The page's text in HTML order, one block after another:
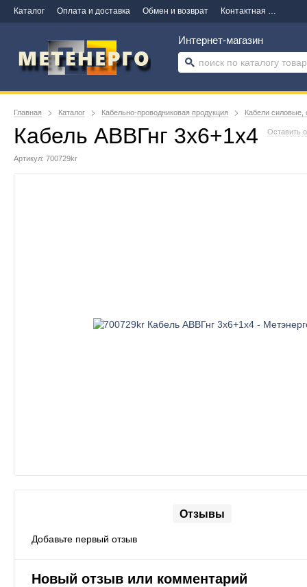
Каталог Оплата и доставка Обмен и возврат Контактная информация
Интернет-магазин
Главная Каталог Кабельно-проводниковая продукция Кабели силовые,
Кабель АВВГнг 3х6+1х4 Оставить
Артикул: 700729kr
Отзывы
Добавьте первый отзыв
Новый отзыв или комментарий